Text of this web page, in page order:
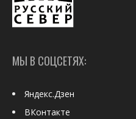
МЫ В СОЦСЕТЯХ:
Яндекс.Дзен
ВКонтакте